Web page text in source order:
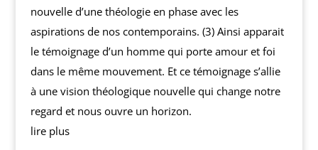
nouvelle d’une théologie en phase avec les
aspirations de nos contemporains. (3) Ainsi apparait
le témoignage d’un homme qui porte amour et foi
dans le même mouvement. Et ce témoignage s’allie
à une vision théologique nouvelle qui change notre
regard et nous ouvre un horizon.
lire plus